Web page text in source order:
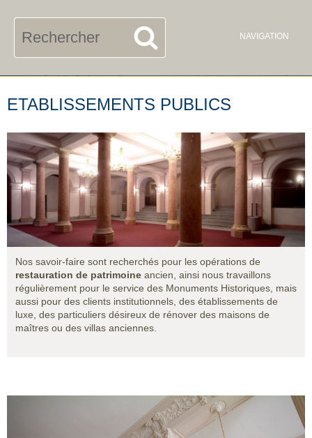
Rechercher NAVIGATION
ETABLISSEMENTS PUBLICS
Nos savoir-faire sont recherchés pour les opérations de
restauration de patrimoine ancien, ainsi nous travaillons
régulièrement pour le service des Monuments Historiques, mais
aussi pour des clients institutionnels, des établissements de
luxe, des particuliers désireux de rénover des maisons de
maîtres ou des villas anciennes.